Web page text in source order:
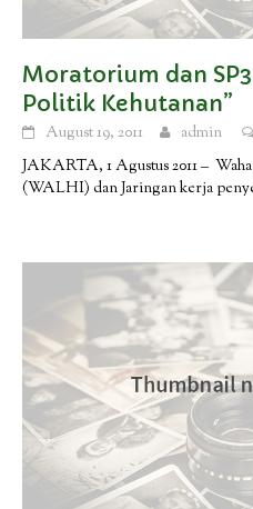
Moratorium dan SP3
Politik Kehutanan”
August 19, 2011 admin
JAKARTA, 1 Agustus 2011 –
(WALHI) dan Jaringan kerja